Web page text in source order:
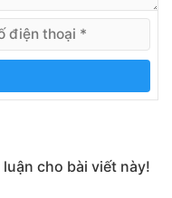
cho bài viết này!